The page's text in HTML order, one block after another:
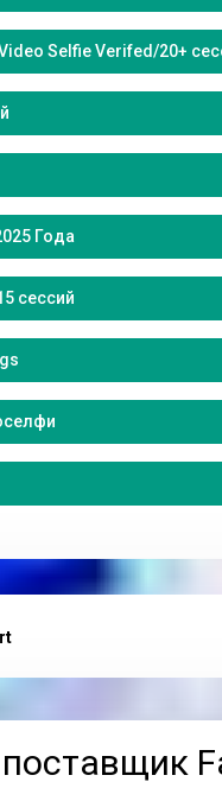
Selfie Verifed/20+
Года
сессий